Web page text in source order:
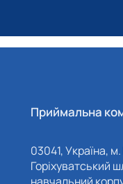
Приймальна
03041, Україна, м.
Горіхуватський